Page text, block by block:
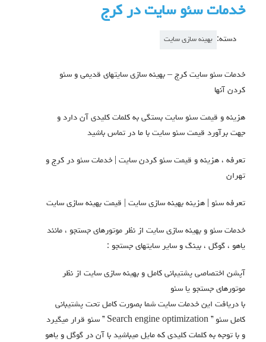
خدمات سئو سایت در کرج
دسته: بهینه سازی سایت
خدمات سئو سایت کرج – بهینه سازی سایتهای قدیمی و سئو
کردن آنها
هزینه و قیمت سئو سایت بستگی به کلمات کلیدی آن دارد و
جهت برآورد قیمت سئو سایت با ما در تماس باشید
تعرفه ، هزینه و قیمت سئو کردن سایت | خدمات سئو در کرج و
تهران
تعرفه سئو | هزینه بهینه سازی سایت | قیمت بهینه سازی سایت
خدمات سئو و بهینه سازی سایت از نظر موتورهای جستجو ، مانند
یاهو ، گوگل ، بینگ و سایر سایتهای جستجو :
آپشن اختصاصی پشتیبانی کامل و بهینه سازی سایت از نظر
موتورهای جستجو یا سئو
با دریافت این خدمات سایت شما بصورت کامل تحت پشتیبانی
کامل سئو ” Search engine optimization ” سئو قرار میگیرد
و با توجه به کلمات کلیدی که مایل میباشید با آن در گوگل و یاهو